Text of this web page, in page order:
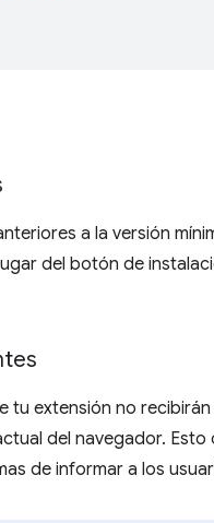
a la versión
del botón de
tu extensión no
del navegador.
de informar a los